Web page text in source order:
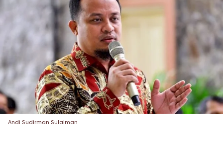
Andi Sudirman Sulaiman